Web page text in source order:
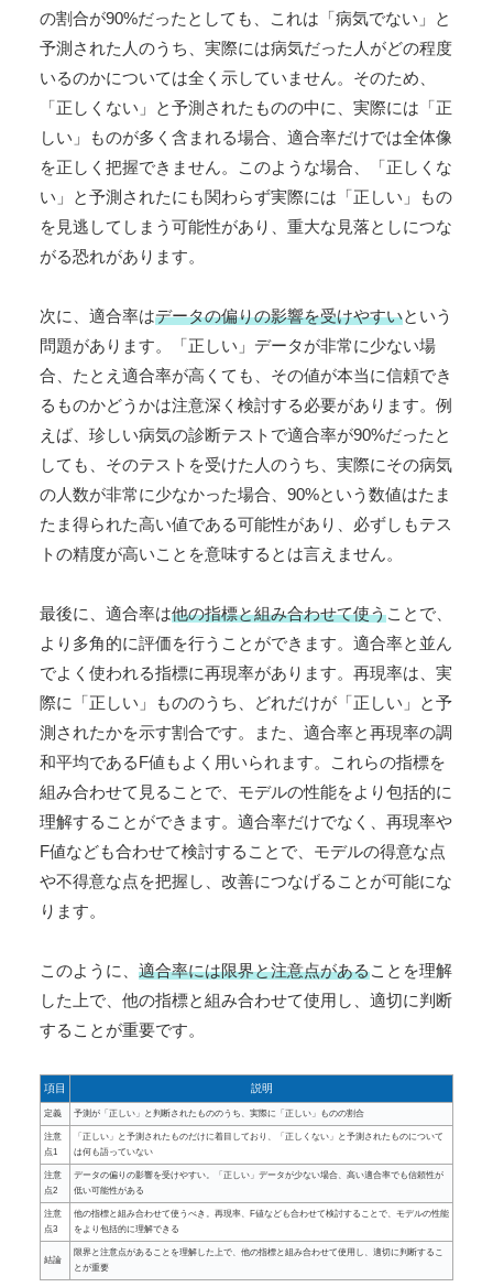
の割合が90%だったとしても、これは「病気でない」と
予測された人のうち、実際には病気だった人がどの程度
いるのかについては全く示していません。そのため、
「正しくない」と予測されたものの中に、実際には「正
しい」ものが多く含まれる場合、適合率だけでは全体像
を正しく把握できません。このような場合、「正しくな
い」と予測されたにも関わらず実際には「正しい」もの
を見逃してしまう可能性があり、重大な見落としにつな
がる恐れがあります。
次に、適合率はデータの偏りの影響を受けやすいという
問題があります。「正しい」データが非常に少ない場
合、たとえ適合率が高くても、その値が本当に信頼でき
るものかどうかは注意深く検討する必要があります。例
えば、珍しい病気の診断テストで適合率が90%だったと
しても、そのテストを受けた人のうち、実際にその病気
の人数が非常に少なかった場合、90%という数値はたま
たま得られた高い値である可能性があり、必ずしもテス
トの精度が高いことを意味するとは言えません。
最後に、適合率は他の指標と組み合わせて使うことで、
より多角的に評価を行うことができます。適合率と並ん
でよく使われる指標に再現率があります。再現率は、実
際に「正しい」もののうち、どれだけが「正しい」と予
測されたかを示す割合です。また、適合率と再現率の調
和平均であるF値もよく用いられます。これらの指標を
組み合わせて見ることで、モデルの性能をより包括的に
理解することができます。適合率だけでなく、再現率や
F値なども合わせて検討することで、モデルの得意な点
や不得意な点を把握し、改善につなげることが可能にな
ります。
このように、 適合率には限界と注意点があることを理解
した上で、他の指標と組み合わせて使用し、適切に判断
することが重要です。
項目 説明
定義 予測が「正しい」と判断されたもののうち、実際に「正しい」ものの割合
注意
点1
「正しい」と予測されたものだけに着目しており、「正しくない」と予測されたものについて
は何も語っていない
注意
点2
データの偏りの影響を受けやすい。「正しい」データが少ない場合、高い適合率でも信頼性が
低い可能性がある
注意
点3
他の指標と組み合わせて使うべき。再現率、F値なども合わせて検討することで、モデルの性能
をより包括的に理解できる
結論
限界と注意点があることを理解した上で、他の指標と組み合わせて使用し、適切に判断するこ
とが重要